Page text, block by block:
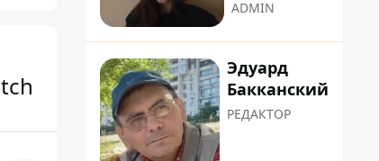
ADMIN
Эдуард
Бакканский
РЕДАКТОР